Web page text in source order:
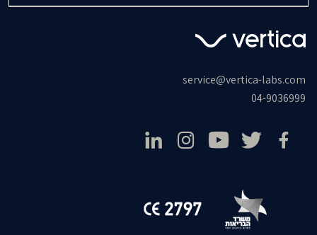
service@vertica-labs.com
04-9036999